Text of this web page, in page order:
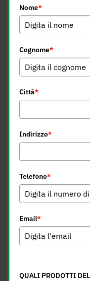
Nome*
Cognome*
Città*
Indirizzo*
Telefono*
Email*
QUALI PRODOTTI